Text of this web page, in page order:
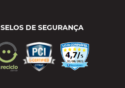
SELOS DE SEGURANÇA